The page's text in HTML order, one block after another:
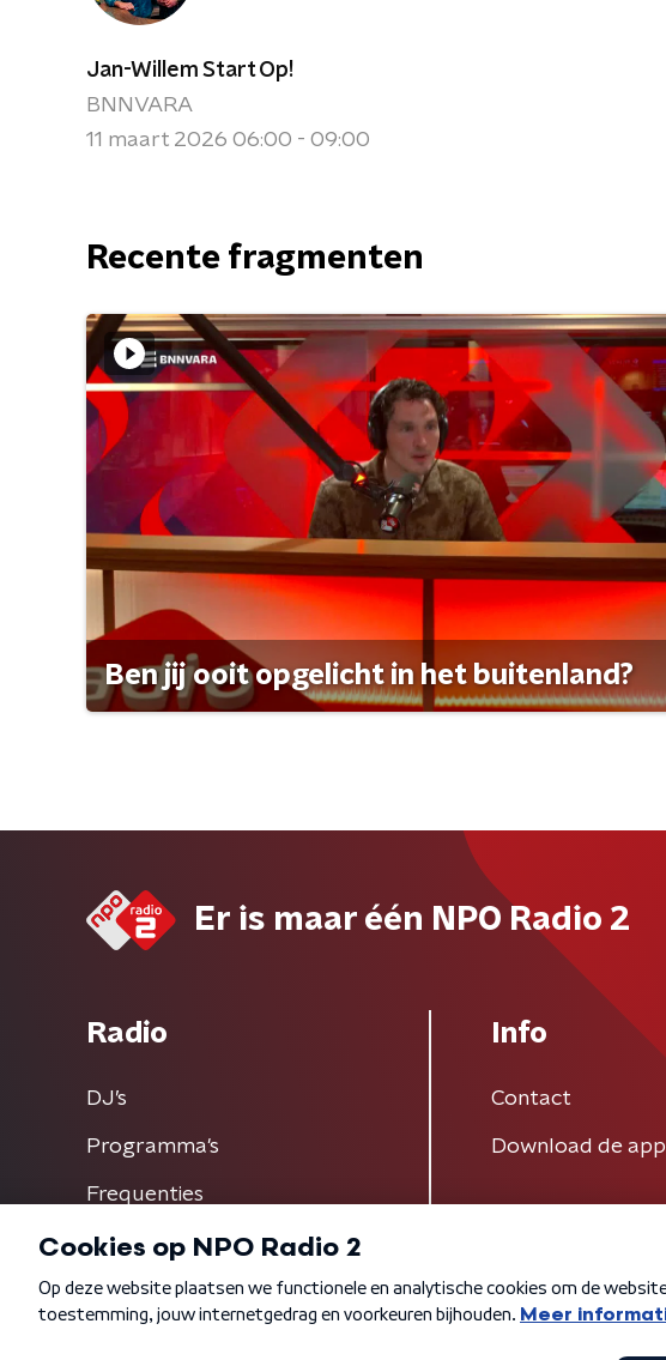
Jan-Willem Start Op!
BNNVARA
11 maart 2026 06:00 - 09:00
Recente fragmenten
Ben jij ooit opgelicht in het buitenland?
Er is maar één NPO Radio 2
Radio
DJ’s
Programma's
Frequenties
Info
Contact
Download de app
Algemene voorwaarden Privacybeleid